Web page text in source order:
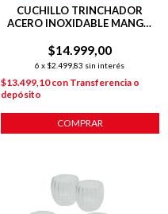
CUCHILLO TRINCHADOR
ACERO INOXIDABLE MANGO
$14.999,00
6 x $2.499,83 sin interés
$13.499,10con Transferencia o
depósito
COMPRAR